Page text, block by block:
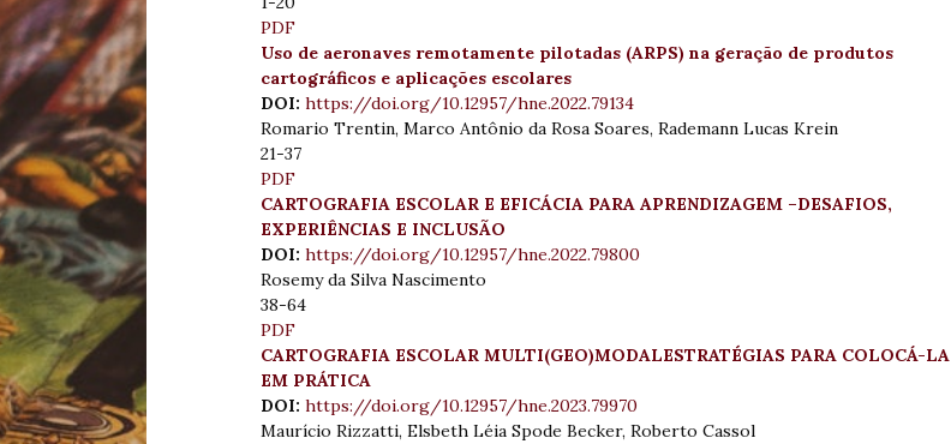
PDF
Uso de aeronaves remotamente pilotadas (ARPS) na geração de produtos
cartográficos e aplicações escolares
DOI: https://doi.org/10.12957/hne.2022.79134
Romario Trentin, Marco Antônio da Rosa Soares, Rademann Lucas Krein
21-37
PDF
CARTOGRAFIA ESCOLAR E EFICÁCIA PARA APRENDIZAGEM –DESAFIOS,
EXPERIÊNCIAS E INCLUSÃO
DOI: https://doi.org/10.12957/hne.2022.79800
Rosemy da Silva Nascimento
38-64
PDF
CARTOGRAFIA ESCOLAR MULTI(GEO)MODALESTRATÉGIAS PARA COLOCÁ-LA
EM PRÁTICA
DOI: https://doi.org/10.12957/hne.2023.79970
Maurício Rizzatti, Elsbeth Léia Spode Becker, Roberto Cassol